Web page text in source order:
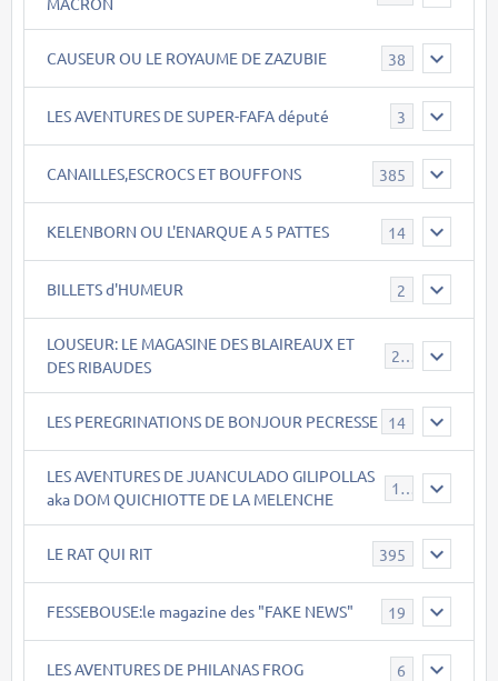
CAUSEUR OU LE ROYAUME DE ZAZUBIE 38
LES AVENTURES DE SUPER-FAFA député 3
CANAILLES,ESCROCS ET BOUFFONS 385
KELENBORN OU L'ENARQUE A 5 PATTES 14
BILLETS d'HUMEUR 2
LOUSEUR: LE MAGASINE DES BLAIREAUX ET
DES RIBAUDES
21
LES PEREGRINATIONS DE BONJOUR PECRESSE 14
LES AVENTURES DE JUANCULADO GILIPOLLAS
aka DOM QUICHIOTTE DE LA MELENCHE
119
LE RAT QUI RIT 395
FESSEBOUSE:le magazine des "FAKE NEWS" 19
LES AVENTURES DE PHILANAS FROG 6